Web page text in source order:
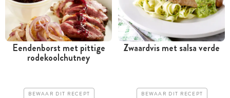
Eendenborst met pittige
rodekoolchutney
BEWAAR DIT RECEPT
Zwaardvis met salsa verde
BEWAAR DIT RECEPT